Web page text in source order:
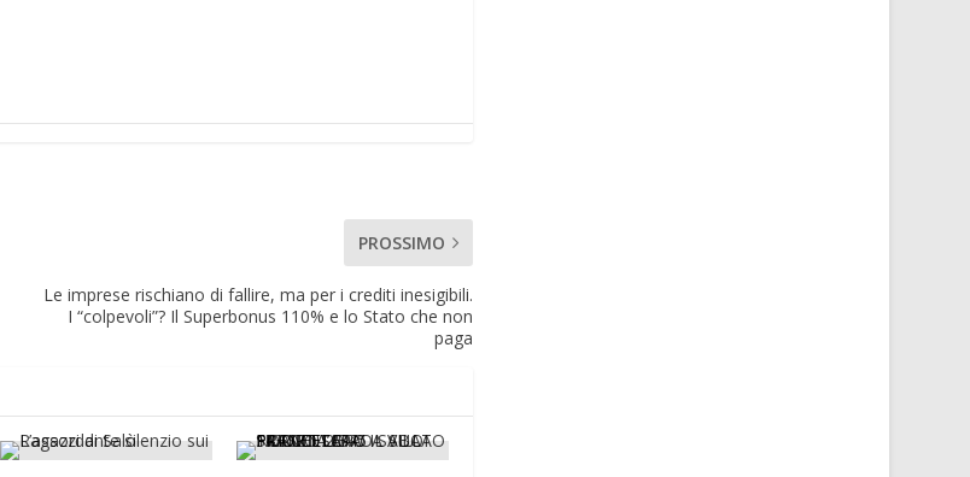
PROSSIMO
Le imprese rischiano di fallire, ma per i crediti inesigibili.
I “colpevoli”? Il Superbonus 110% e lo Stato che non
paga